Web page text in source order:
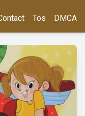
Tos DMCA